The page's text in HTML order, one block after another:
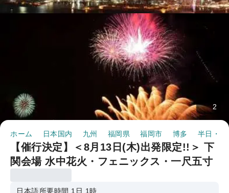
2
ホーム 日本国内 九州 福岡県 福岡市 博多 半日・1
【催行決定】＜8月13日(木)出発限定!!＞ 下
関会場 水中花火・フェニックス・一尺五寸
案内のみ
日本語所要時間 1日 1時